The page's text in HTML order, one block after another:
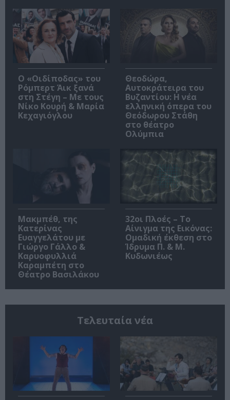
O «Οιδίποδας» του
Ρόμπερτ Άικ ξανά
στη Στέγη – Με τους
Νίκο Κουρή & Μαρία
Κεχαγιόγλου
Θεοδώρα,
Αυτοκράτειρα του
Βυζαντίου: Η νέα
ελληνική όπερα του
Θεόδωρου Στάθη
στο θέατρο
Ολύμπια
Μακμπέθ, της
Κατερίνας
Ευαγγελάτου με
Γιώργο Γάλλο &
Καρυοφυλλιά
Καραμπέτη στο
Θέατρο Βασιλάκου
32οι Πλοές – Το
Αίνιγμα της Εικόνας:
Ομαδική έκθεση στο
Ίδρυμα Π. & Μ.
Κυδωνιέως
Τελευταία νέα